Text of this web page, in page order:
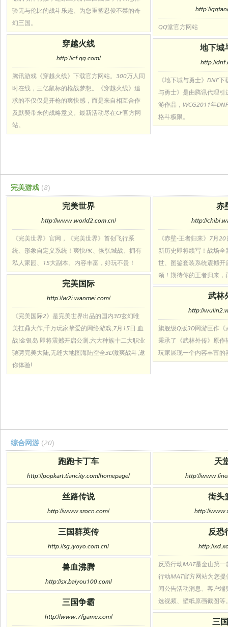
验无与伦比的战斗乐趣、为您重塑忍俊不禁的奇
幻三国。
http://
QQ堂官方网站
穿越火线
http://cf.qq.com/
腾讯游戏《穿越火线》下载官方网站。300万人同
时在线，三亿鼠标的枪战梦想。《穿越火线》追
求的不仅仅是开枪的爽快感，而是来自相互合作
及默契带来的战略意义。最新活动尽在CF官方网
站。
地下城
http://
《地下城与勇士》DNF
与勇士》是由腾讯代理引
游作品，WCG2011年
格斗极限。
完美游戏 (8)
完美世界
http://www.world2.com.cn/
《完美世界》官网，《完美世界》首创飞行系
统、形象自定义系统！爽快PK、恢弘城战、拥有
私人家园、15大副本。内容丰富，好玩不贵！
赤
http://
《赤壁-王者归来》7月
新历史即将续写！战场
世、图鉴套装系统震撼开
领！期待你的王者归来，
完美国际
http://w2i.wanmei.com/
《完美国际2》是完美世界出品的国内3D玄幻唯
美扛鼎大作,千万玩家挚爱的网络游戏,7月15日 血
战!金银岛 即将震撼开启公测.六大种族十二大职业
驰骋完美大陆,无缝大地图海陆空全3D激爽战斗,邀
你体验!
武林
http://
旗舰级Q版3D网游巨作《
秉承了《武林外传》原作
玩家展现一个内容丰富的
综合网游 (20)
跑跑卡丁车
http://popkart.tiancity.com/homepage/
天
http://
丝路传说
http://www.srocn.com/
街头
http://
三国群英传
http://sg.iyoyo.com.cn/
反恐
http://
反恐行动MAT是金山第
行动MAT官方网站为您
闻公告活动消息、客户
选视频、壁纸原画截图等
兽血沸腾
http://sx.baiyou100.com/
三国争霸
http://www.7fgame.com/ 三